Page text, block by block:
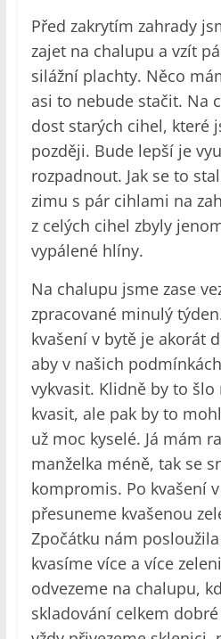
Před zakrytím zahrady
zajet na chalupu a vzít
silážní plachty. Něco
asi to nebude stačit. Na
dost starých cihel, které
později. Bude lepší je
rozpadnout. Jak se to
zimu s pár cihlami na
z celých cihel zbyly
vypálené hlíny.
Na chalupu jsme zase
zpracované minulý
kvašení v bytě je akorát
aby v našich
vykvasit. Klidně by to
kvasit, ale pak by to
už moc kyselé. Já mám
manželka méně, tak se
kompromis. Po kvašení
přesuneme kvašenou
Zpočátku nám
kvasíme více a více
odvezeme na chalupu,
skladování celkem